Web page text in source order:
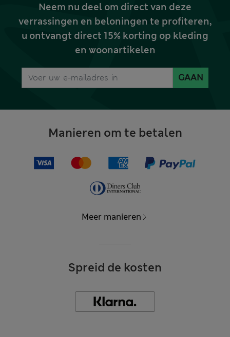
Neem nu deel om direct van deze
verrassingen en beloningen te profiteren,
u ontvangt direct 15% korting op kleding
en woonartikelen
GAAN
Manieren om te betalen
Meer manieren
Spreid de kosten